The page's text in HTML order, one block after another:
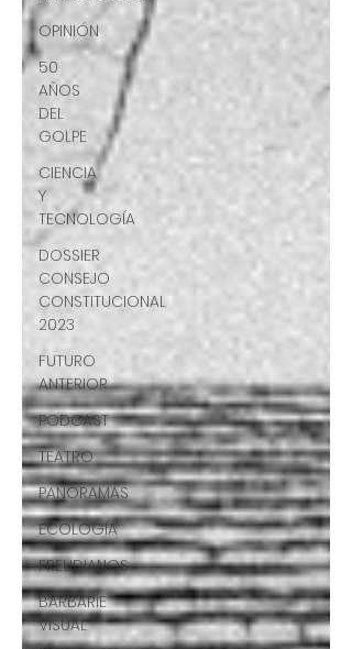
OPINIÓN
50
AÑOS
DEL
GOLPE
CIENCIA
Y
TECNOLOGÍA
DOSSIER
CONSEJO
CONSTITUCIONAL
2023
FUTURO
ANTERIOR
PODCAST
TEATRO
PANORAMAS
ECOLOGÍA
FREUDIANOS
BARBARIE
VISUAL